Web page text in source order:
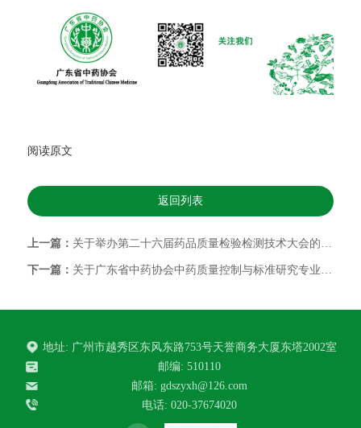
阅读原文
返回列表
上一篇： 关于举办第二十六届药品质量检验检测技术大会的通知（第二轮）
下一篇： 关于广东省中药协会中药质量控制与标准研究专业委员会换届征集委员的通知
地址: 广州市越秀区东风东路753号天誉商务大厦东塔2002室
邮编: 510110
邮箱: gdszyxh@126.com
电话: 020-37674020